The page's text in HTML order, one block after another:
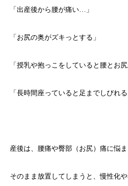
「出産後から腰が痛い…」
「お尻の奥がズキっとする」
「授乳や抱っこをしていると腰とお
「長時間座っていると足までしびれる
産後は、腰痛や臀部（お尻）痛に悩
そのまま放置してしまうと、慢性化